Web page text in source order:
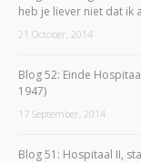
heb je liever niet dat ik
21 October, 2014
Blog 52: Einde
1947)
17 September, 2014
Blog 51: Hospitaal II,